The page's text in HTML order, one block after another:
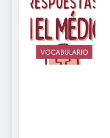
VOCABULARIO